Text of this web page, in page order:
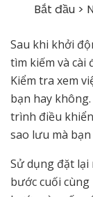
Bắt đầu >
Sau khi khởi
tìm kiếm và cài
Kiểm tra xem
bạn hay
trình điều
sao lưu mà
Sử dụng đặt lại
bước cuối